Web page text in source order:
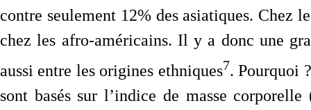
contre seulement 12% des asiatiques. Chez
chez les afro-américains. Il y a donc une
aussi entre les origines ethniques7. Pourquoi
sont basés sur l’indice de masse